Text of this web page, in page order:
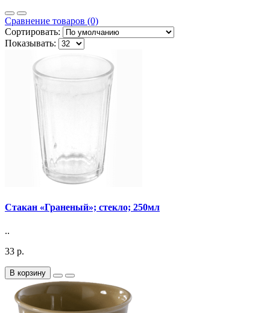
Сравнение товаров (0)
Сортировать:
Показывать:
Стакан «Граненый»; стекло; 250мл
..
33 р.
В корзину